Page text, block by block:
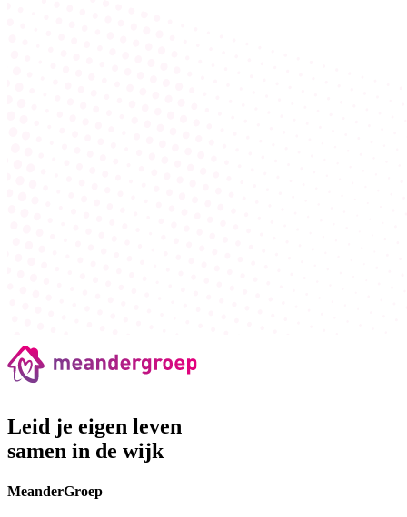
Leid je eigen leven
samen in de wijk
MeanderGroep